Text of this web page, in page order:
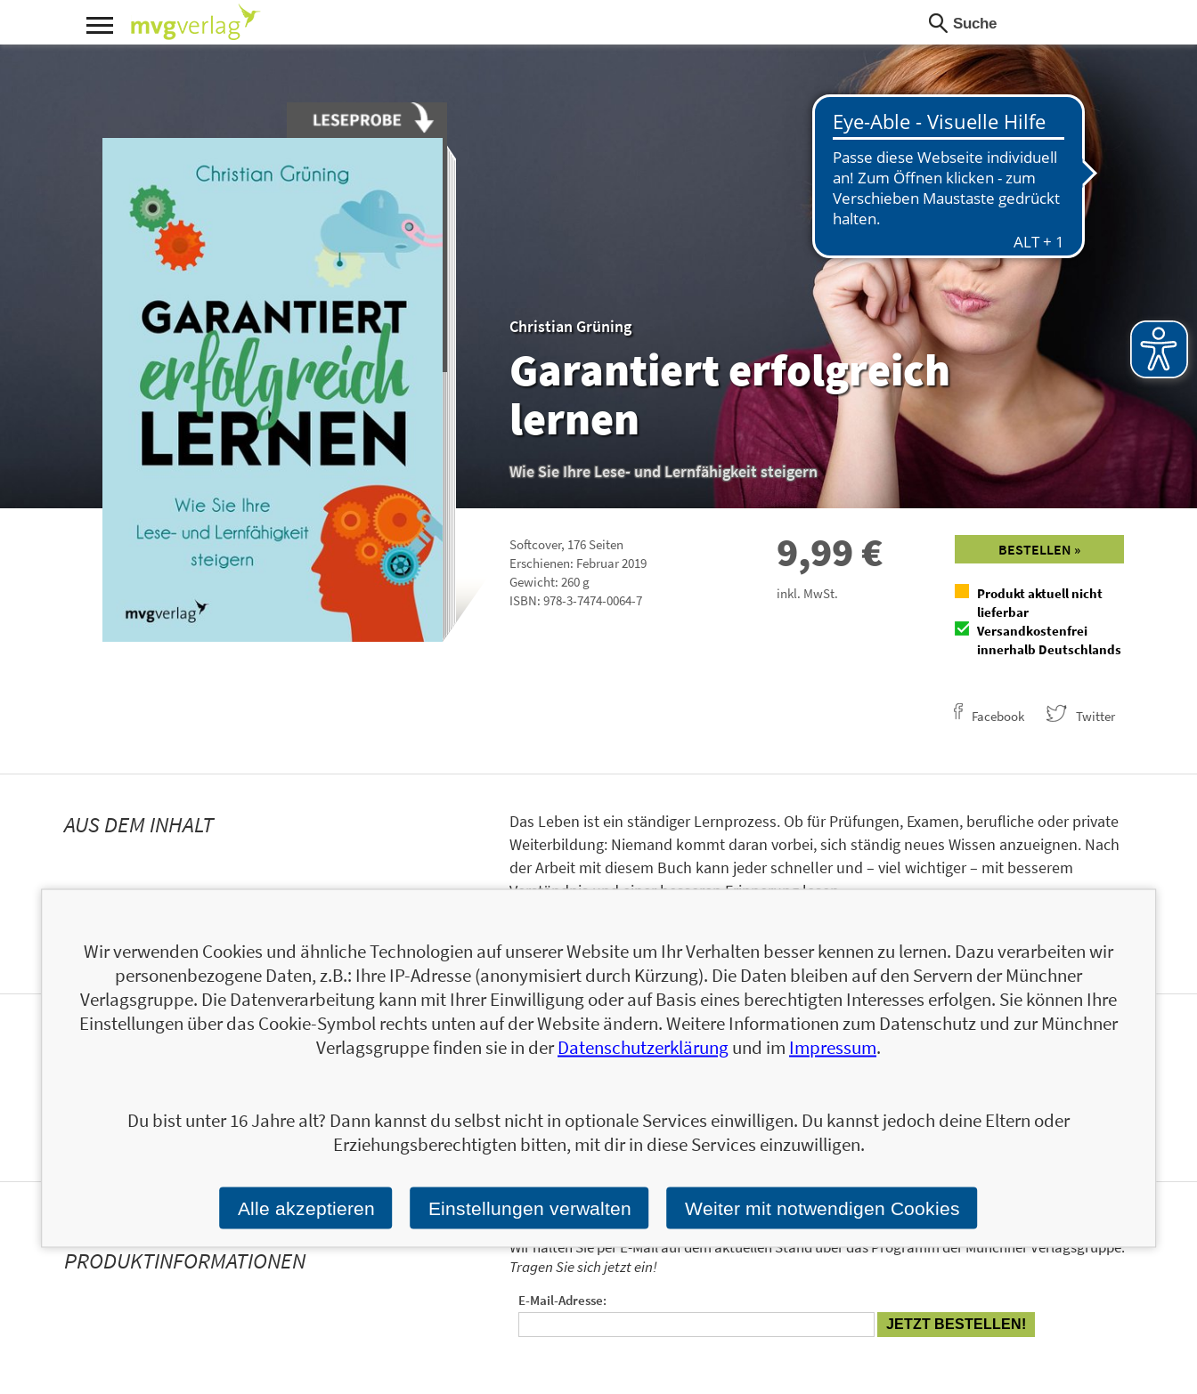
Christian Grüning
Garantiert erfolgreich
lernen
Wie Sie Ihre Lese- und Lernfähigkeit steigern
Softcover, 176 Seiten
Erschienen: Februar 2019
Gewicht: 260 g
ISBN: 978-3-7474-0064-7
9,99€
inkl. MwSt.
BESTELLEN »
Produkt aktuell nicht
lieferbar
Versandkostenfrei
innerhalb Deutschlands
Facebook Twitter
AUS DEM INHALT
Das Leben ist ein ständiger Lernprozess. Ob für Prüfungen, Examen, berufliche oder private
Weiterbildung: Niemand kommt daran vorbei, sich ständig neues Wissen anzueignen. Nach
der Arbeit mit diesem Buch kann jeder schneller und – viel wichtiger – mit besserem
Verständnis und einer besseren Erinnerung lesen.
Christian Grüning ist Rechtsanwalt. Er war bereits als Richter am Amtsgericht tätig, hat sich
jedoch für die freie Wirtschaft entschieden und leitet die Akademie Grüning und den Verlag
Zum Profil von Christian Grüning
PERSONALISIERTE
PRODUKTINFORMATIONEN
Ja, ich will über interessante Neuerscheinungen und ähnliche Produkte informiert werden.
Wir halten Sie per E-Mail auf dem aktuellen Stand über das Programm der Münchner Verlagsgruppe.
Tragen Sie sich jetzt ein!
E-Mail-Adresse:
Wir verwenden Cookies und ähnliche Technologien auf unserer Website um Ihr Verhalten besser kennen zu lernen. Dazu verarbeiten wir
personenbezogene Daten, z.B.: Ihre IP-Adresse (anonymisiert durch Kürzung). Die Daten bleiben auf den Servern der Münchner
Verlagsgruppe. Die Datenverarbeitung kann mit Ihrer Einwilligung oder auf Basis eines berechtigten Interesses erfolgen. Sie können Ihre
Einstellungen über das Cookie-Symbol rechts unten auf der Website ändern. Weitere Informationen zum Datenschutz und zur Münchner
Verlagsgruppe finden sie in derDatenschutzerklärungund im Impressum.
Du bist unter 16 Jahre alt? Dann kannst du selbst nicht in optionale Services einwilligen. Du kannst jedoch deine Eltern oder
Erziehungsberechtigten bitten, mit dir in diese Services einzuwilligen.
Alle akzeptieren Einstellungen verwalten Weiter mit notwendigen Cookies